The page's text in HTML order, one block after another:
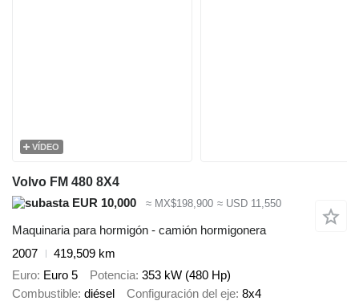
VÍDEO
Volvo FM 480 8X4
EUR 10,000
≈ MX$198,900 ≈ USD 11,550
Maquinaria para hormigón - camión hormigonera
2007
419,509 km
Euro Euro 5 Potencia 353 kW (480 Hp)
Combustible diésel Configuración del eje 8x4